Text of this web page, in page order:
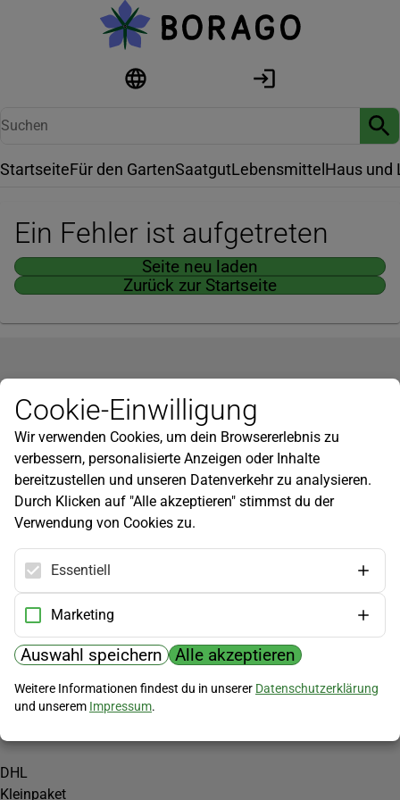
StartseiteFür den GartenSaatgutLebensmittel Haus und
Ein Fehler ist aufgetreten
Seite neu laden
Zurück zur Startseite
Newsletter
Infos zu neuen Produkten, Gartentipps und mehr findest du in
unserem Newsletter!
Jetzt anmelden
Hilfe
Kundenservice
Widerrufsbelehrung
Versandkosten
Zahlungsmöglichkeiten
PayPal
Vorkasse
Versand
DHL
Kleinpaket
Cookie-Einwilligung
Wir verwenden Cookies, um dein Browsererlebnis zu
verbessern, personalisierte Anzeigen oder Inhalte
bereitzustellen und unseren Datenverkehr zu analysieren.
Durch Klicken auf "Alle akzeptieren" stimmst du der
Verwendung von Cookies zu.
Essentiell
Marketing
Auswahl speichern Alle akzeptieren
Weitere Informationen findest du in unserer Datenschutzerklärung
und unserem Impressum.